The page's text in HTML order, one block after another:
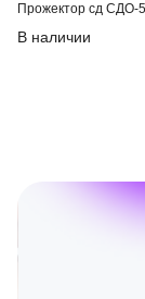
Прожектор сд СДО-
В наличии